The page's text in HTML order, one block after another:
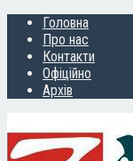
Головна
Про нас
Контакти
Офіційно
Архів